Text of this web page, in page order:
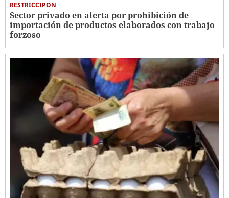
RESTRICCIPON
Sector privado en alerta por prohibición de
importación de productos elaborados con trabajo
forzoso